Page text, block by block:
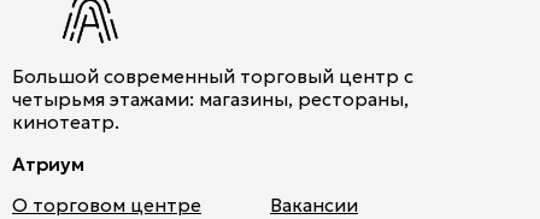
Большой современный торговый центр с
четырьмя этажами: магазины, рестораны,
кинотеатр.
Атриум
О торговом центре
Вакансии